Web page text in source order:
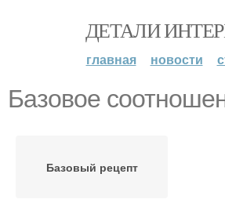
ДЕТАЛИ
главная новости
Базовое
Базовый рецепт